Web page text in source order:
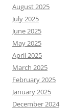
August 2025
July 2025
June 2025
May 2025
April 2025
March 2025
February 2025
January 2025
December 2024